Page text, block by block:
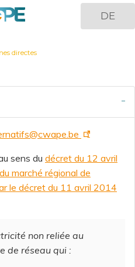
DE
directes
sens du décret du 12 avril
marché régional de
le décret du 11 avril 2014
non reliée au
de réseau qui :